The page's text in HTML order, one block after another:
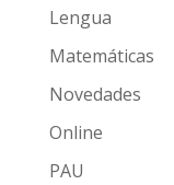
Lengua
Matemáticas
Novedades
Online
PAU